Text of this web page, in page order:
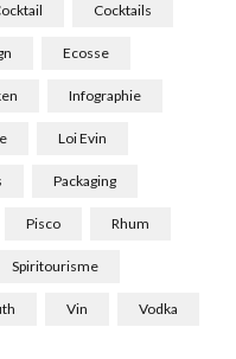
Cocktails
Ecosse
Infographie
Loi Evin
Packaging
Pisco Rhum
Spiritourisme
Vin Vodka